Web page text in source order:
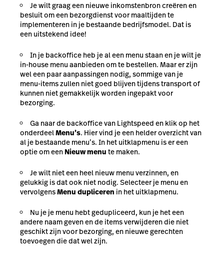
Je wilt graag een nieuwe inkomstenbron creëren en
besluit om een bezorgdienst voor maaltijden te
implementeren in je bestaande bedrijfsmodel. Dat is
een uitstekend idee!
In je backoffice heb je al een menu staan en je wilt je
in-house menu aanbieden om te bestellen. Maar er zijn
wel een paar aanpassingen nodig, sommige van je
menu-items zullen niet goed blijven tijdens transport of
kunnen niet gemakkelijk worden ingepakt voor
bezorging.
Ga naar de backoffice van Lightspeed en klik op het
onderdeelMenu’s. Hier vind je een helder overzicht van
al je bestaande menu’s. In het uitklapmenu is er een
optie om een Nieuw menu te maken.
Je wilt niet een heel nieuw menu verzinnen, en
gelukkig is dat ook niet nodig. Selecteer je menu en
vervolgensMenu dupliceren in het uitklapmenu.
Nu je je menu hebt gedupliceerd, kun je het een
andere naam geven en de items verwijderen die niet
geschikt zijn voor bezorging, en nieuwe gerechten
toevoegen die dat wel zijn.